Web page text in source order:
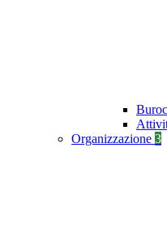
Organizzazione 3